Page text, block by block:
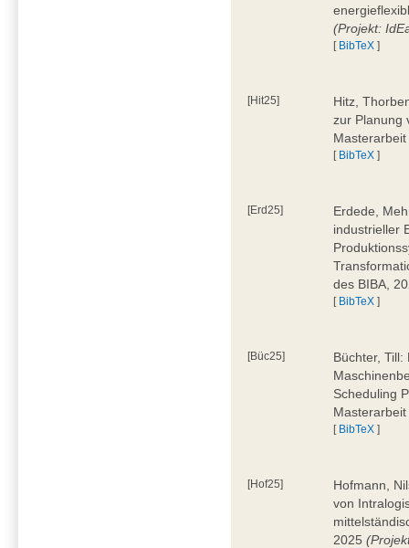
(Projekt:
[ BibTeX ]
[Hit25]
Hitz,
zur Planung
[ BibTeX ]
[Erd25]
Erdede,
industrieller
des BIBA,
[ BibTeX ]
[Büc25]
Büchter, Till:
Scheduling
[ BibTeX ]
[Hof25]
Hofmann,
von
2025